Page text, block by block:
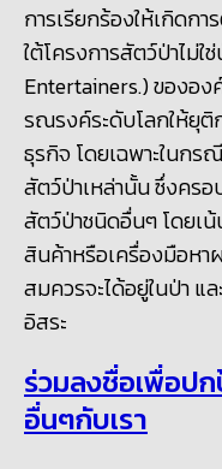
การเรียกร้องให้เกิดก
ใต้โครงการสัตว์ป่าไม่
Entertainers.) ของอ
รณรงค์ระดับโลกให้ยุติ
ธุรกิจ โดยเฉพาะในก
สัตว์ป่าเหล่านั้น ซึ่งครอ
สัตว์ป่าชนิดอื่นๆ โดยเ
สินค้าหรือเครื่องมือห
สมควรจะได้อยู่ในป่า แ
อิสระ
ร่วมลงชื่อเพื่อป
อื่นๆกับเรา